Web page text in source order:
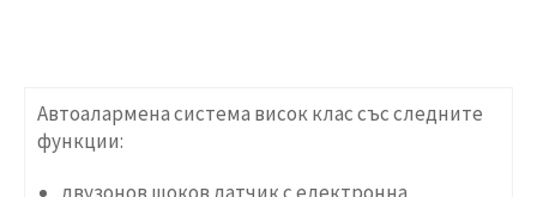
Автоалармена система висок клас със следните
функции: